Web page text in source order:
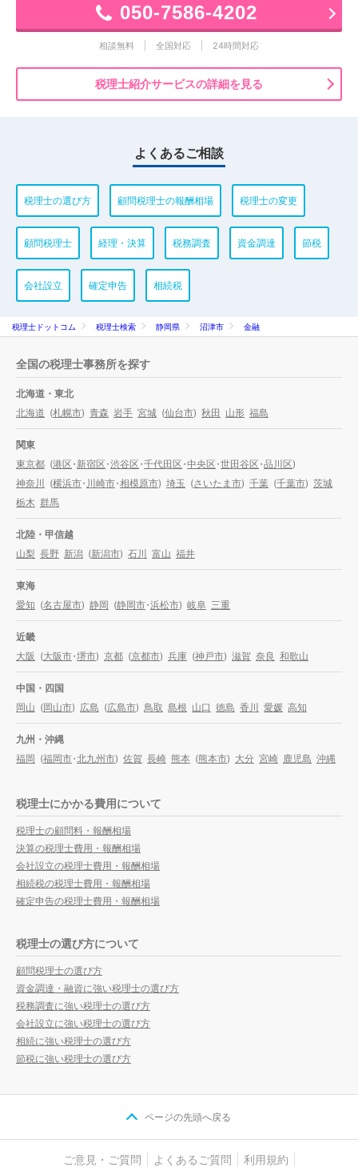
050-7586-4202
相談無料 全国対応 24時間対応
税理士紹介サービスの詳細を見る
よくあるご相談
税理士の選び方 顧問税理士の報酬相場 税理士の変更
顧問税理士 経理・決算 税務調査 資金調達 節税
会社設立 確定申告 相続税
税理士ドットコム 税理士検索 静岡県 沼津市 金融
全国の税理士事務所を探す
北海道・東北
北海道 (札幌市) 青森 岩手 宮城 (仙台市) 秋田 山形 福島
関東
東京都 (港区・新宿区・渋谷区・千代田区・中央区・世田谷区・品川区)
神奈川
(横浜市・ 川崎市・相模原市) 埼玉 (さいたま市) 千葉 (千葉市) 茨城
栃木 群馬
北陸・甲信越
山梨 長野 新潟 (新潟市) 石川 富山 福井
東海
愛知 (名古屋市) 静岡 (静岡市・浜松市) 岐阜 三重
近畿
大阪 (大阪市・堺市) 京都 (京都市) 兵庫 (神戸市) 滋賀 奈良 和歌山
中国・四国
岡山 (岡山市) 広島 (広島市) 鳥取 島根 山口 徳島 香川 愛媛 高知
九州・沖縄
福岡 (福岡市・北九州市) 佐賀 長崎 熊本 (熊本市) 大分 宮崎 鹿児島 沖縄
税理士にかかる費用について
税理士の顧問料・報酬相場
決算の税理士費用・報酬相場
会社設立の税理士費用・報酬相場
相続税の税理士費用・報酬相場
確定申告の税理士費用・報酬相場
税理士の選び方について
顧問税理士の選び方
資金調達・融資に強い税理士の選び方
税務調査に強い税理士の選び方
会社設立に強い税理士の選び方
相続に強い税理士の選び方
節税に強い税理士の選び方
ページの先頭へ戻る
ご意見・ご質問 よくあるご質問 利用規約